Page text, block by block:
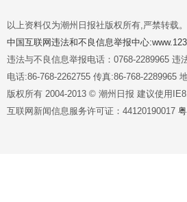
以上资料仅为潮州日报社版权所有,严禁转载
中国互联网违法和不良信息举报中心
违法与不良信息举报电话：0768-2289965
电话:86-768-2262755 传真:86-768-2289965
版权所有 2004-2013 © 潮州日报 建议使用
互联网新闻信息服务许可证：44120190017